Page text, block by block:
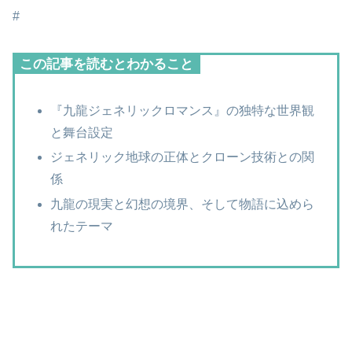
#
この記事を読むとわかること
『九龍ジェネリックロマンス』の独特な世界観
と舞台設定
ジェネリック地球の正体とクローン技術との関
係
九龍の現実と幻想の境界、そして物語に込めら
れたテーマ